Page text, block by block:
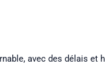
avec des délais et